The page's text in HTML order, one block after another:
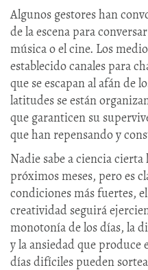
Algunos gestores han
de la escena para
música o el cine. Los
establecido canales para
que se escapan al afán de
latitudes se están
que garanticen su
que han repensando y
Nadie sabe a ciencia
próximos meses, pero es
condiciones más fuertes,
creatividad seguirá
monotonía de los días, la
y la ansiedad que produce
días difíciles pueden